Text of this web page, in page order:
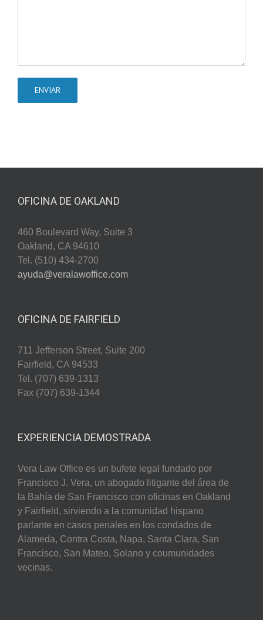
OFICINA DE OAKLAND
460 Boulevard Way, Suite 3
Oakland, CA 94610
Tel. (510) 434-2700
ayuda@veralawoffice.com
OFICINA DE FAIRFIELD
711 Jefferson Street, Suite 200
Fairfield, CA 94533
Tel. (707) 639-1313
Fax (707) 639-1344
EXPERIENCIA DEMOSTRADA
Vera Law Office es un bufete legal fundado por
Francisco J. Vera, un abogado litigante del área de
la Bahía de San Francisco con oficinas en Oakland
y Fairfield, sirviendo a la comunidad hispano
parlante en casos penales en los condados de
Alameda, Contra Costa, Napa, Santa Clara, San
Francisco, San Mateo, Solano y coumunidades
vecinas.